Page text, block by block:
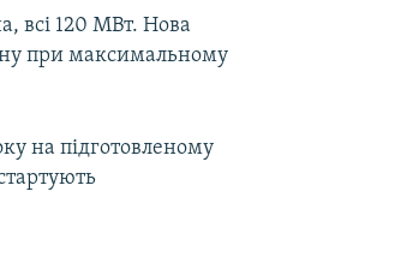
всі 120 МВт. Нова
при максимальному
на підготовленому